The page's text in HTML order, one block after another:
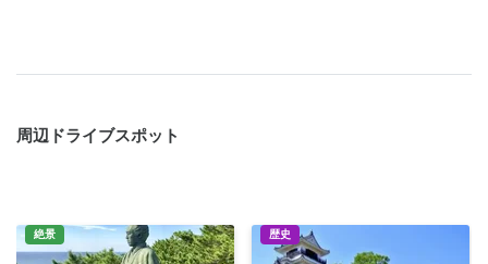
周辺ドライブスポット
絶景 歴史